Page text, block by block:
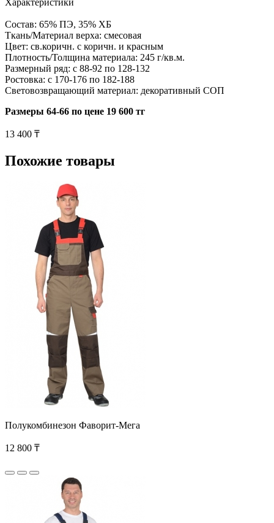
Состав: 65% ПЭ, 35% ХБ
Ткань/Материал верха: смесовая
Цвет: св.коричн. с коричн. и красным
Плотность/Толщина материала: 245 г/кв.м.
Размерный ряд: с 88-92 по 128-132
Ростовка: с 170-176 по 182-188
Световозвращающий материал: декоративный СОП
Размеры 64-66 по цене 19 600 тг
13 400 ₸
Похожие товары
Полукомбинезон Фаворит-Мега
12 800 ₸